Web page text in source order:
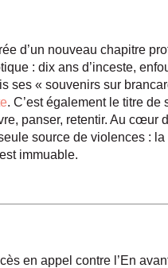
d’un nouveau chapitre
: dix ans d’inceste,
ses « souvenirs sur
. C’est également le titre
panser, retentir. Au cœur
source de violences :
immuable.
en appel contre l’En